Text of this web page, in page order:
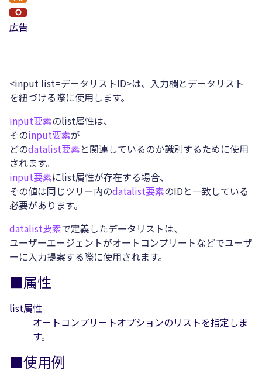
広告
<input list=データリストID>は、入力欄とデータリスト
を紐づける際に使用します。
input要素のlist属性は、
そのinput要素が
どのdatalist要素と関連しているのか識別するために使用
されます。
input要素にlist属性が存在する場合、
その値は同じツリー内のdatalist要素のIDと一致している
必要があります。
datalist要素で定義したデータリストは、
ユーザーエージェントがオートコンプリートなどでユーザ
ーに入力提案する際に使用されます。
■属性
list属性
オートコンプリートオプションのリストを指定しま
す。
■使用例